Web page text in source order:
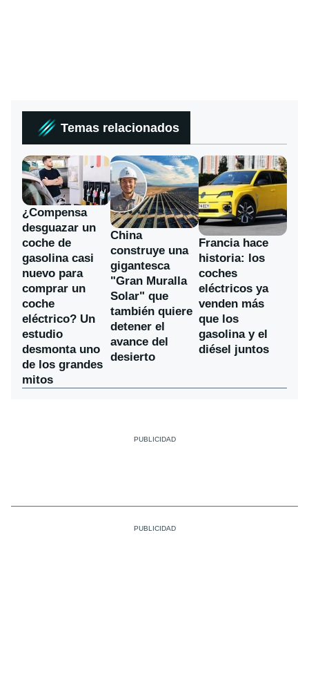
Temas relacionados
¿Compensa
desguazar un
coche de
gasolina casi
nuevo para
comprar un
coche
eléctrico? Un
estudio
desmonta uno
de los grandes
mitos
China
construye una
gigantesca
"Gran Muralla
Solar" que
también quiere
detener el
avance del
desierto
Francia hace
historia: los
coches
eléctricos ya
venden más
que los
gasolina y el
diésel juntos